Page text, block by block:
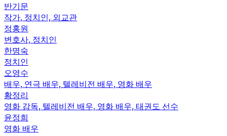
반기문
작가, 정치인, 외교관
정홍원
변호사, 정치인
한명숙
정치인
오영수
배우, 연극 배우, 텔레비전 배우, 영화 배우
황정리
영화 감독, 텔레비전 배우, 영화 배우, 태권도 선수
윤정희
영화 배우